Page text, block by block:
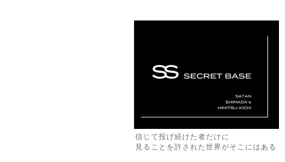
信じて投げ続けた者だけに
見ることを許された世界がそこにはある